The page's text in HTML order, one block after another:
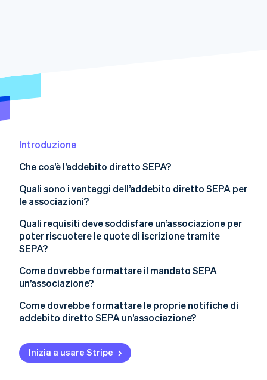
Rimozione del carbonio
Stripe Sessions 2026
Scopri come Stripe sta costruendo l'infrastruttura
Introduzione
Che cos’è l’addebito diretto SEPA?
Quali sono i vantaggi dell’addebito diretto SEPA per
le associazioni?
Quali requisiti deve soddisfare un’associazione per
poter riscuotere le quote di iscrizione tramite
SEPA?
Come dovrebbe formattare il mandato SEPA
un’associazione?
Come dovrebbe formattare le proprie notifiche di
addebito diretto SEPA un’associazione?
Inizia a usare Stripe